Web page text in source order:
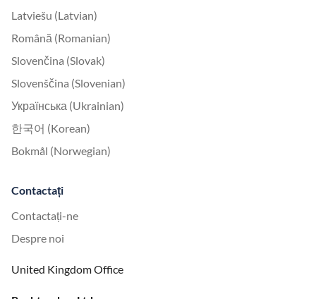
Latviešu (Latvian)
Română (Romanian)
Slovenčina (Slovak)
Slovenščina (Slovenian)
Українська (Ukrainian)
한국어 (Korean)
Bokmål (Norwegian)
Contactați
Contactați-ne
Despre noi
United Kingdom Office